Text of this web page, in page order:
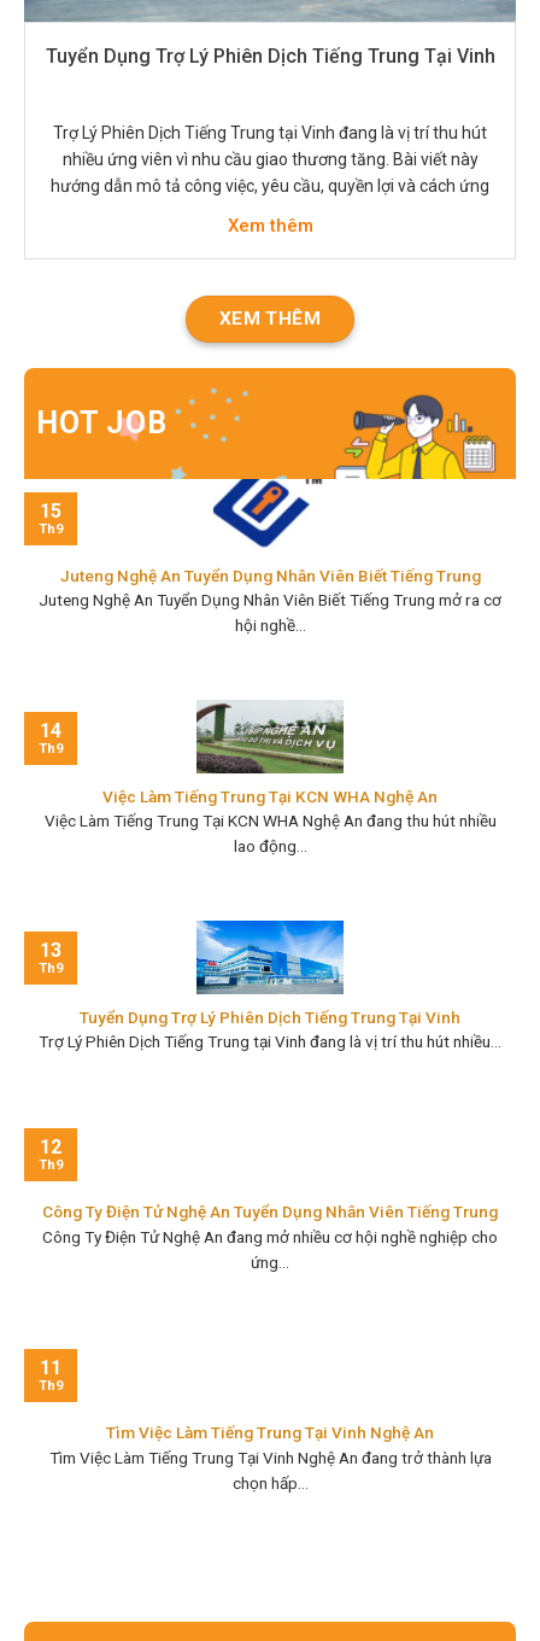
Tuyển Dụng Trợ Lý Phiên Dịch Tiếng Trung Tại Vinh
Trợ Lý Phiên Dịch Tiếng Trung tại Vinh đang là vị trí thu hút
nhiều ứng viên vì nhu cầu giao thương tăng. Bài viết này
hướng dẫn mô tả công việc, yêu cầu, quyền lợi và cách ứng
Xem thêm
XEM THÊM
HOT JOB
Juteng Nghệ An Tuyển Dụng Nhân Viên Biết Tiếng Trung
Juteng Nghệ An Tuyển Dụng Nhân Viên Biết Tiếng Trung mở ra cơ
hội nghề...
15
Th9
Việc Làm Tiếng Trung Tại KCN WHA Nghệ An
Việc Làm Tiếng Trung Tại KCN WHA Nghệ An đang thu hút nhiều
lao động...
14
Th9
Tuyển Dụng Trợ Lý Phiên Dịch Tiếng Trung Tại Vinh
Trợ Lý Phiên Dịch Tiếng Trung tại Vinh đang là vị trí thu hút nhiều...
13
Th9
Công Ty Điện Tử Nghệ An Tuyển Dụng Nhân Viên Tiếng Trung
Công Ty Điện Tử Nghệ An đang mở nhiều cơ hội nghề nghiệp cho
ứng...
12
Th9
Tìm Việc Làm Tiếng Trung Tại Vinh Nghệ An
Tìm Việc Làm Tiếng Trung Tại Vinh Nghệ An đang trở thành lựa
chọn hấp...
11
Th9